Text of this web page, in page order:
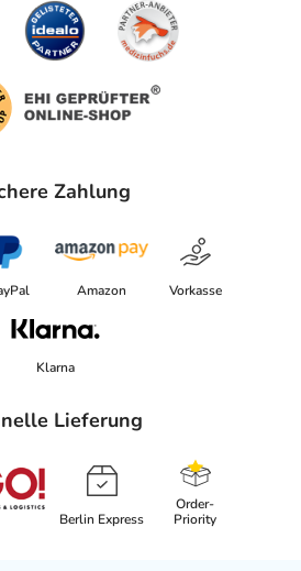
Zahlung
Amazon Vorkasse
Klarna
Lieferung
Berlin Express
Order-
Priority